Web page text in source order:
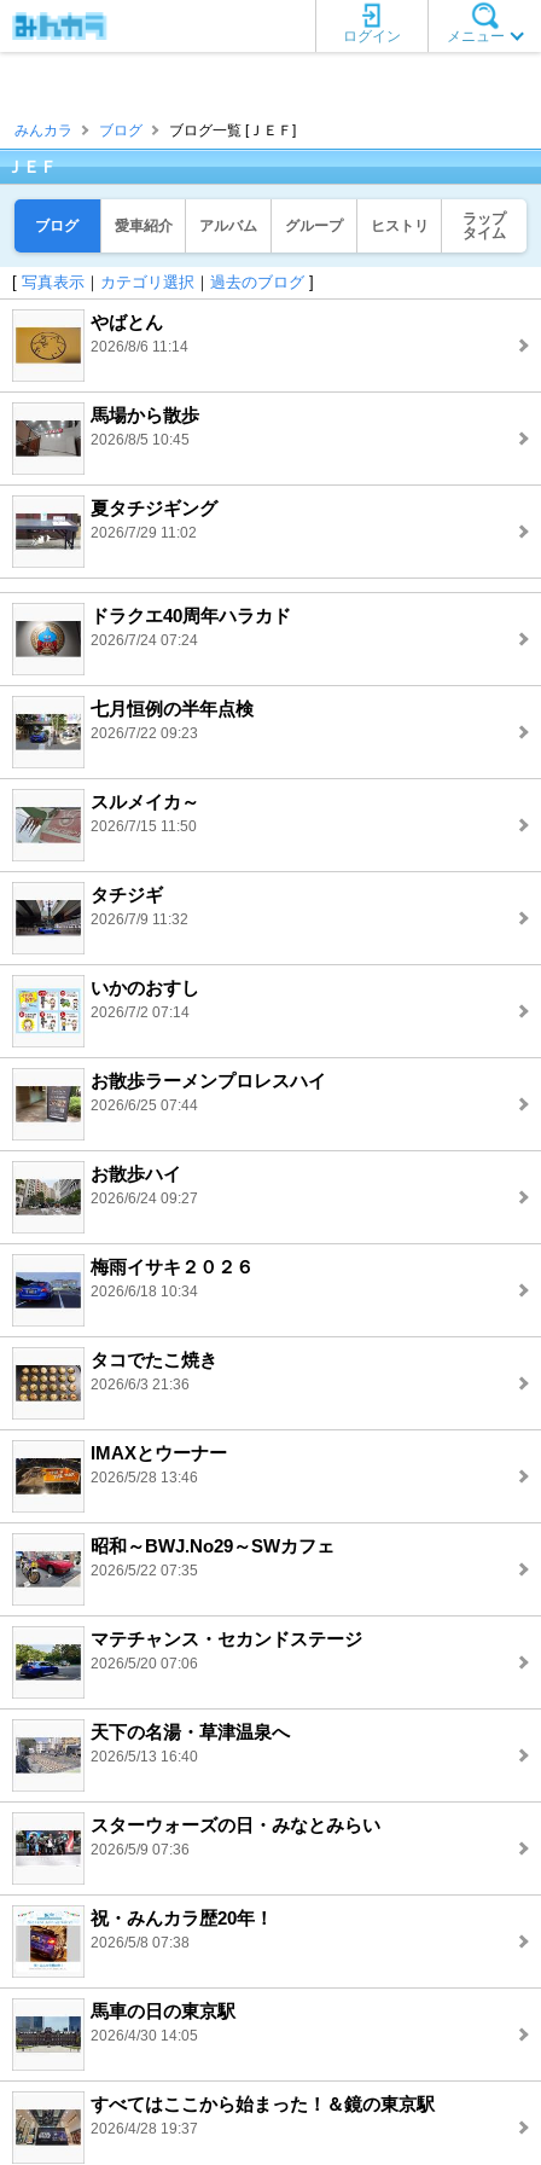
メニュー
ログイン
みんカラ ブログ ブログ一覧 [ＪＥＦ]
ＪＥＦ
ブログ 愛車紹介 アルバム グループ ヒストリ
ラップ
タイム
[ 写真表示 ｜ カテゴリ選択 ｜ 過去のブログ ]
やばとん
2026/8/6 11:14
馬場から散歩
2026/8/5 10:45
夏タチジギング
2026/7/29 11:02
ドラクエ40周年ハラカド
2026/7/24 07:24
七月恒例の半年点検
2026/7/22 09:23
スルメイカ～
2026/7/15 11:50
タチジギ
2026/7/9 11:32
いかのおすし
2026/7/2 07:14
お散歩ラーメンプロレスハイ
2026/6/25 07:44
お散歩ハイ
2026/6/24 09:27
梅雨イサキ２０２６
2026/6/18 10:34
タコでたこ焼き
2026/6/3 21:36
IMAXとウーナー
2026/5/28 13:46
昭和～BWJ.No29～SWカフェ
2026/5/22 07:35
マテチャンス・セカンドステージ
2026/5/20 07:06
天下の名湯・草津温泉へ
2026/5/13 16:40
スターウォーズの日・みなとみらい
2026/5/9 07:36
祝・みんカラ歴20年！
2026/5/8 07:38
馬車の日の東京駅
2026/4/30 14:05
すべてはここから始まった！＆鏡の東京駅
2026/4/28 19:37